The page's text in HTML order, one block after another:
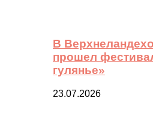
В
прошел
гулянье»
23.07.2026